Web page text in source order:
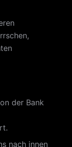
der Bank
nach innen